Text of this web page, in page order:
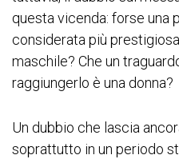
questa vicenda: forse una
considerata più
maschile? Che un
raggiungerlo è una donna?
Un dubbio che lascia
soprattutto in un periodo